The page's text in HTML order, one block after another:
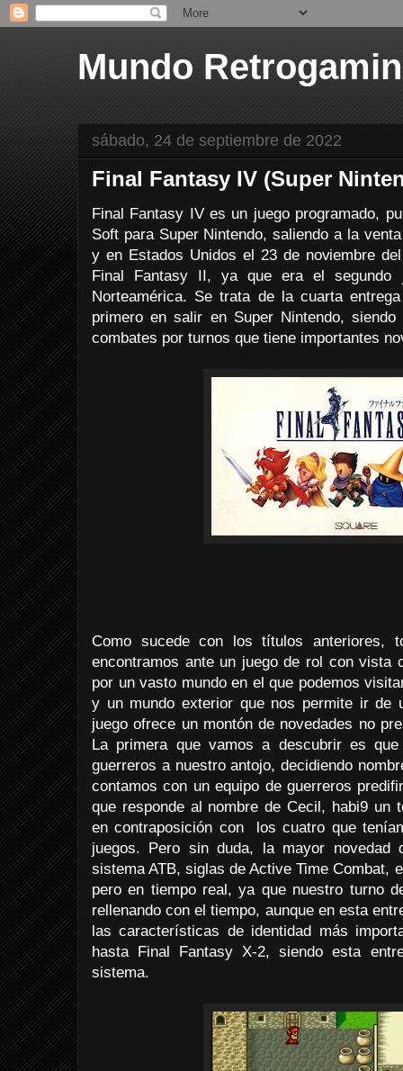
Mundo
sábado, 24 de septiembre de 2022
Final Fantasy IV (Super
Final Fantasy IV es un juego programado,
Soft para Super Nintendo, saliendo a la
y en Estados Unidos el 23 de noviembre
Final Fantasy II, ya que era el
Norteamérica. Se trata de la cuarta
primero en salir en Super Nintendo,
combates por turnos que tiene importantes
Como sucede con los títulos anteriores,
encontramos ante un juego de rol con vista
por un vasto mundo en el que podemos
y un mundo exterior que nos permite ir de
juego ofrece un montón de novedades no
La primera que vamos a descubrir es
guerreros a nuestro antojo, decidiendo
contamos con un equipo de guerreros
que responde al nombre de Cecil, habi9 un
en contraposición con los cuatro que
juegos. Pero sin duda, la mayor
sistema ATB, siglas de Active Time Combat,
pero en tiempo real, ya que nuestro turno
rellenando con el tiempo, aunque en esta
las características de identidad más
hasta Final Fantasy X-2, siendo esta
sistema.